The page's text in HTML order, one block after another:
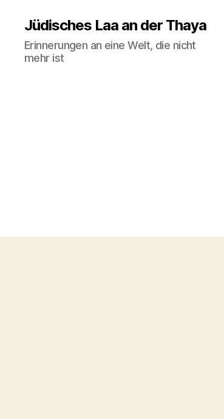
Jüdisches Laa an der Thaya
Erinnerungen an eine Welt, die nicht
mehr ist